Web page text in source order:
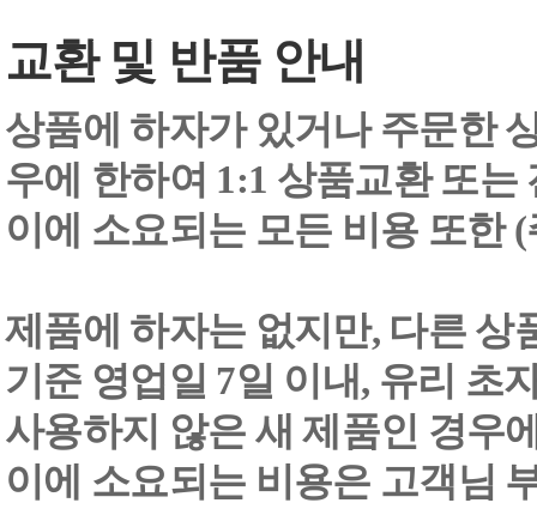
교환 및 반품 안내
상품에 하자가 있거나 주문한
우에 한하여 1:1 상품교환 또는
이에 소요되는 모든 비용 또한
제품에 하자는 없지만, 다른 상
기준 영업일 7일 이내, 유리 초
사용하지 않은 새 제품인 경우
이에 소요되는 비용은 고객님